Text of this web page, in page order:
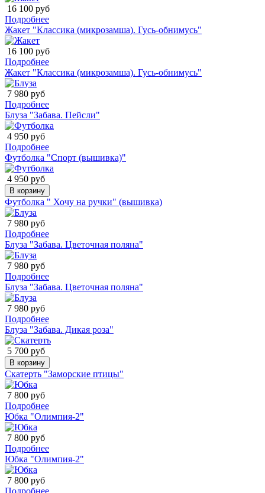
16 100 руб
Подробнее
Жакет "Классика (микрозамша). Гусь-обнимусь"
16 100 руб
Подробнее
Жакет "Классика (микрозамша). Гусь-обнимусь"
7 980 руб
Подробнее
Блуза "Забава. Пейсли"
4 950 руб
Подробнее
Футболка "Спорт (вышивка)"
4 950 руб
В корзину
Футболка " Хочу на ручки" (вышивка)
7 980 руб
Подробнее
Блуза "Забава. Цветочная поляна"
7 980 руб
Подробнее
Блуза "Забава. Цветочная поляна"
7 980 руб
Подробнее
Блуза "Забава. Дикая роза"
5 700 руб
В корзину
Скатерть "Заморские птицы"
7 800 руб
Подробнее
Юбка "Олимпия-2"
7 800 руб
Подробнее
Юбка "Олимпия-2"
7 800 руб
Подробнее